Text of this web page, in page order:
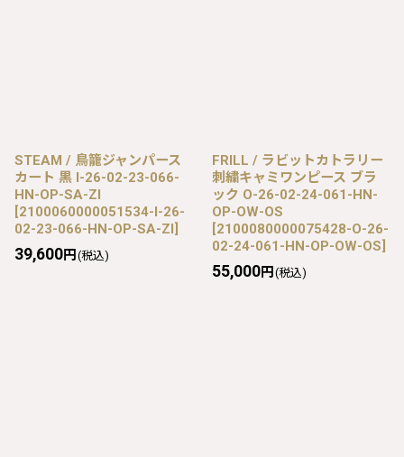
STEAM / 鳥籠ジャンパース
カート 黒 I-26-02-23-066-
HN-OP-SA-ZI
[2100060000051534-I-26-
02-23-066-HN-OP-SA-ZI]
39,600円 (税込)
FRILL / ラビットカトラリー
刺繍キャミワンピース ブラ
ック O-26-02-24-061-HN-
OP-OW-OS
[2100080000075428-O-26-
02-24-061-HN-OP-OW-OS]
55,000円 (税込)